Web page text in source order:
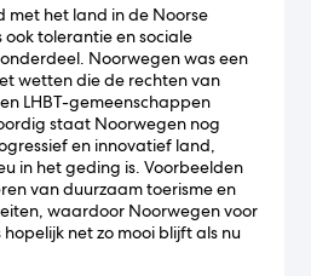
met het land in de Noorse
ook tolerantie en sociale
Noorwegen was een
wetten die de rechten van
LHBT-gemeenschappen
staat Noorwegen nog
en innovatief land,
in het geding is. Voorbeelden
van duurzaam toerisme en
waardoor Noorwegen voor
net zo mooi blijft als nu